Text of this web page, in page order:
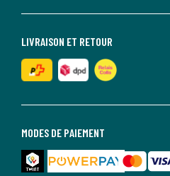
MODES DE PAIEMENT
LIVRAISON ET RETOUR